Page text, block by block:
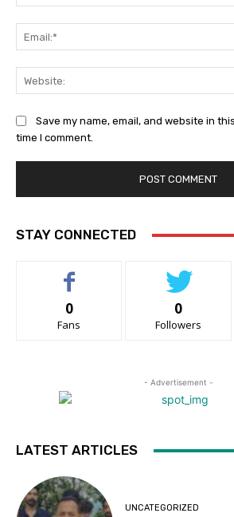
Save my name, email, and website in
time I comment.
STAY CONNECTED
0
Fans
0
Followers
- Advertisement -
LATEST ARTICLES
UNCATEGORIZED